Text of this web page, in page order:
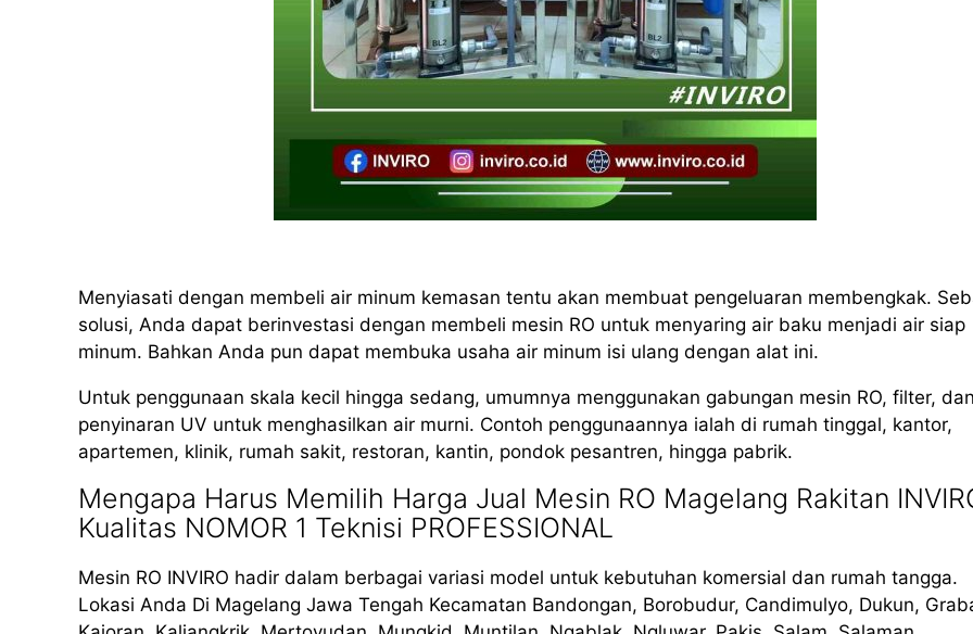
Menyiasati dengan membeli air minum kemasan tentu akan membuat pengeluaran membengkak.
solusi, Anda dapat berinvestasi dengan membeli mesin RO untuk menyaring air baku menjadi air siap
minum. Bahkan Anda pun dapat membuka usaha air minum isi ulang dengan alat ini.
Untuk penggunaan skala kecil hingga sedang, umumnya menggunakan gabungan mesin RO, filter,
penyinaran UV untuk menghasilkan air murni. Contoh penggunaannya ialah di rumah tinggal, kantor,
apartemen, klinik, rumah sakit, restoran, kantin, pondok pesantren, hingga pabrik.
Mengapa Harus Memilih Harga Jual Mesin RO Magelang Rakitan
Kualitas NOMOR 1 Teknisi PROFESSIONAL
Mesin RO INVIRO hadir dalam berbagai variasi model untuk kebutuhan komersial dan rumah tangga.
Lokasi Anda Di Magelang Jawa Tengah Kecamatan Bandongan, Borobudur, Candimulyo, Dukun,